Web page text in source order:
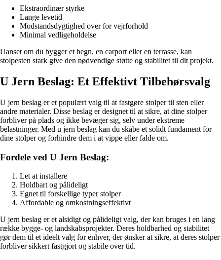
Ekstraordinær styrke
Lange levetid
Modstandsdygtighed over for vejrforhold
Minimal vedligeholdelse
Uanset om du bygger et hegn, en carport eller en terrasse, kan
stolpesten stark give den nødvendige støtte og stabilitet til dit projekt.
U Jern Beslag: Et Effektivt Tilbehørsvalg
U jern beslag er et populært valg til at fastgøre stolper til sten eller
andre materialer. Disse beslag er designet til at sikre, at dine stolper
forbliver på plads og ikke bevæger sig, selv under ekstreme
belastninger. Med u jern beslag kan du skabe et solidt fundament for
dine stolper og forhindre dem i at vippe eller falde om.
Fordele ved U Jern Beslag:
Let at installere
Holdbart og pålideligt
Egnet til forskellige typer stolper
Affordable og omkostningseffektivt
U jern beslag er et alsidigt og pålideligt valg, der kan bruges i en lang
række bygge- og landskabsprojekter. Deres holdbarhed og stabilitet
gør dem til et ideelt valg for enhver, der ønsker at sikre, at deres stolper
forbliver sikkert fastgjort og stabile over tid.